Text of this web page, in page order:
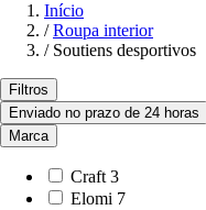
Início
/ Roupa interior
/ Soutiens desportivos
Filtros
Enviado no prazo de 24 horas
Marca
Craft 3
Elomi 7